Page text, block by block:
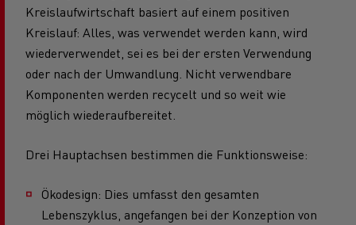
Kreislaufwirtschaft basiert auf einem positiven
Kreislauf: Alles, was verwendet werden kann, wird
wiederverwendet, sei es bei der ersten Verwendung
oder nach der Umwandlung. Nicht verwendbare
Komponenten werden recycelt und so weit wie
möglich wiederaufbereitet.
Drei Hauptachsen bestimmen die Funktionsweise:
Ökodesign: Dies umfasst den gesamten
Lebenszyklus, angefangen bei der Konzeption von